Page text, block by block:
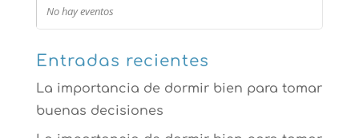
No hay eventos
Entradas recientes
La importancia de dormir bien para tomar
buenas decisiones